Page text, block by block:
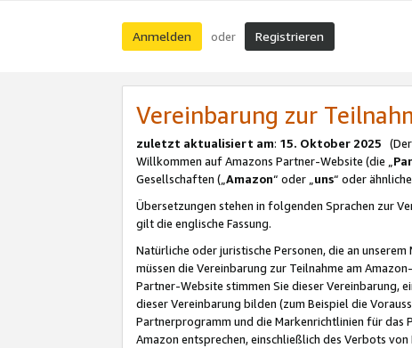
Anmelden oder Registrieren
Vereinbarung zur
zuletzt aktualisiert am: 15. Oktober 2025
Willkommen auf Amazons Partner-Website (die „
Gesellschaften („Amazon“ oder „uns“ oder
Übersetzungen stehen in folgenden Sprachen zur
gilt die englische Fassung.
Natürliche oder juristische Personen, die an
müssen die Vereinbarung zur Teilnahme am
Partner-Website stimmen Sie dieser Vereinbarung,
dieser Vereinbarung bilden (zum Beispiel die
Partnerprogramm und die Markenrichtlinien für das
Amazon entsprechen, einschließlich des Verbots